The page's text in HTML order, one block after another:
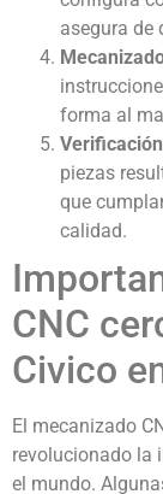
asegura de
forma al
piezas
que
calidad.
CNC
Civico
El mecanizado
revolucionado la
el mundo.